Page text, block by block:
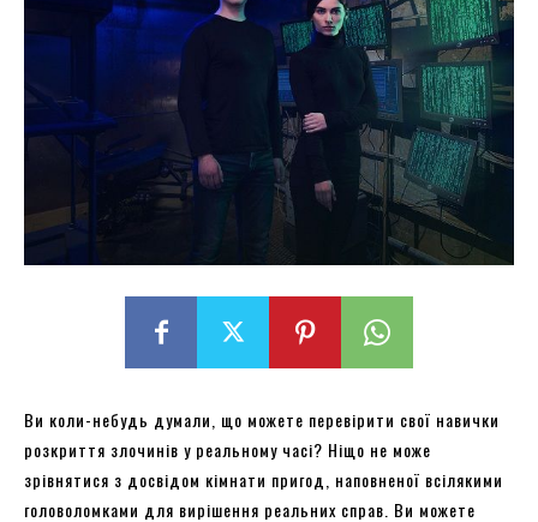
Ви коли-небудь думали, що можете перевірити свої навички
розкриття злочинів у реальному часі? Ніщо не може
зрівнятися з досвідом кімнати пригод, наповненої всілякими
головоломками для вирішення реальних справ. Ви можете